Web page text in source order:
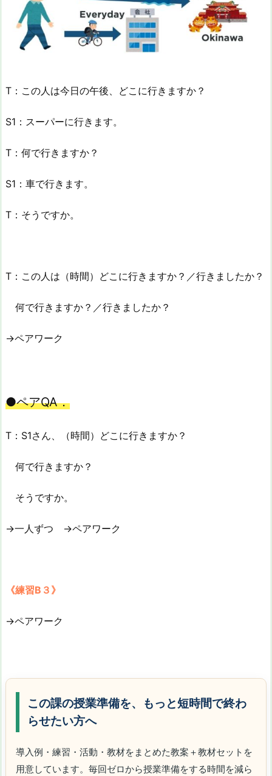
T：この人は今日の午後、どこに行きますか？
S1：スーパーに行きます。
T：何で行きますか？
S1：車で行きます。
T：そうですか。
T：この人は（時間）どこに行きますか？／行きましたか？
何で行きますか？／行きましたか？
→ペアワーク
●ペアQA．
T：S1さん、（時間）どこに行きますか？
何で行きますか？
そうですか。
→一人ずつ →ペアワーク
《練習B３》
→ペアワーク
この課の授業準備を、もっと短時間で終わ
らせたい方へ
導入例・練習・活動・教材をまとめた教案＋教材セットを
用意しています。毎回ゼロから授業準備をする時間を減ら